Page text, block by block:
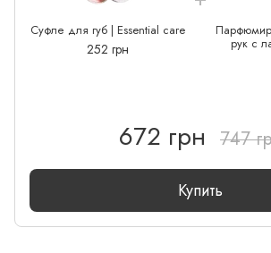
Суфле для губ | Essential care
252 грн рук с
672 грн 747
Купить